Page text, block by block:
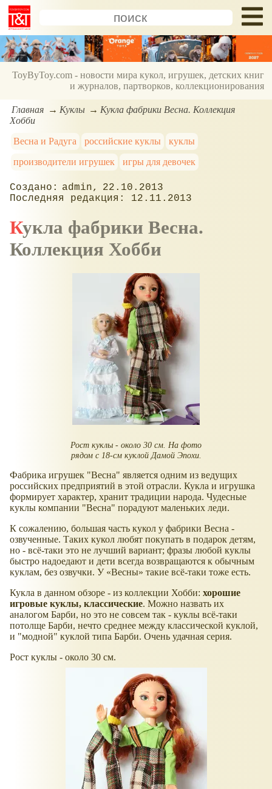
ToyByToy.com - новости мира кукол, игрушек, детских книг
и журналов, партворков, коллекционирования
Главная Куклы
Кукла фабрики Весна. Коллекция
Хобби
Весна и Радуга
российские куклы
куклы
производители игрушек
игры для девочек
admin
22.10.2013
12.11.2013
Кукла фабрики Весна.
Коллекция Хобби
Рост куклы - около 30 см. На фото
рядом с 18-см куклой Дамой Эпохи.
Фабрика игрушек "Весна" является одним из ведущих
российских предприятий в этой отрасли. Кукла и игрушка
формирует характер, хранит традиции народа. Чудесные
куклы компании "Весна" порадуют маленьких леди.
К сожалению, большая часть кукол у фабрики Весна -
озвученные. Таких кукол любят покупать в подарок детям,
но - всё-таки это не лучший вариант; фразы любой куклы
быстро надоедают и дети всегда возвращаются к обычным
куклам, без озвучки. У
Весны
такие всё-таки тоже есть.
Кукла в данном обзоре - из коллекции Хобби: хорошие
игровые куклы, классические. Можно назвать их
аналогом Барби, но это не совсем так - куклы всё-таки
потолще Барби, нечто среднее между классической куклой,
и "модной" куклой типа Барби. Очень удачная серия.
Рост куклы - около 30 см.